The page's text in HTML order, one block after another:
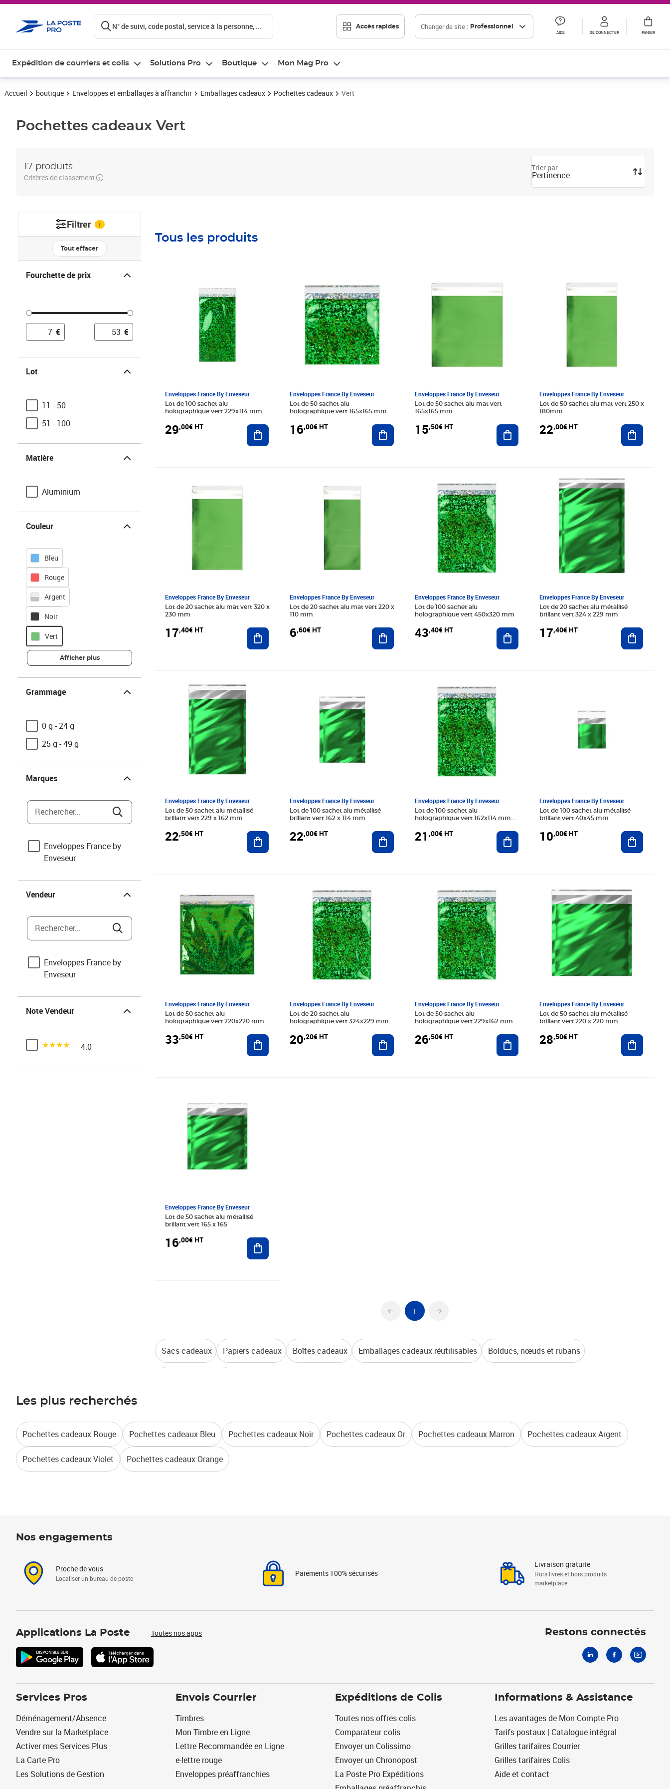
N° de suivi, code postal, service à la personne, ... Accès rapides Changer de site : Professionnel
AIDE SE CONNECTER PANIER
Expédition de courriers et colis Solutions Pro Boutique Mon Mag Pro
Accueil boutique Enveloppes et emballages à affranchir Emballages cadeaux Pochettes cadeaux Vert
Pochettes cadeaux Vert
17 produits
Critères de classement
Trier par
Pertinence
Filtrer 1
Tout effacer
Fourchette de prix
€ €
Lot
11 - 50
51 - 100
Matière
Aluminium
Couleur
Bleu
Rouge
Argent
Noir
Vert
Afficher plus
Grammage
0 g - 24 g
25 g - 49 g
Marques
Rechercher...
Enveloppes France by
Enveseur
Vendeur
Rechercher...
Enveloppes France by
Enveseur
Note Vendeur
Noté 4 sur 54.0
Tous les produits
Enveloppes France By Enveseur
Lot de 100 sachet alu
holographique vert 229x114 mm
29,00€ HT Ajouter au panier
Enveloppes France By Enveseur
Lot de 50 sachet alu
holographique vert 165x165 mm
16,00€ HT Ajouter au panier
Enveloppes France By Enveseur
Lot de 50 sachet alu mat vert
165x165 mm
15,50€ HT Ajouter au panier
Enveloppes France By Enveseur
Lot de 50 sachet alu mat vert 250 x
180mm
22,00€ HT Ajouter
Enveloppes France By Enveseur
Lot de 20 sachet alu mat vert 320 x
230 mm
17,40€ HT Ajouter au panier
Enveloppes France By Enveseur
Lot de 20 sachet alu mat vert 220 x
110 mm
6,60€ HT Ajouter au panier
Enveloppes France By Enveseur
Lot de 100 sachet alu
holographique vert 450x320 mm
43,40€ HT
Prix 43,40€ HT
Ajouter au panier
Enveloppes France By Enveseur
Lot de 20 sachet alu métallisé
brillant vert 324 x 229 mm
17,40€ HT
Prix 17,40€ HT
Ajouter
Enveloppes France By Enveseur
Lot de 50 sachet alu métallisé
brillant vert 229 x 162 mm
22,50€ HT
Prix 22,50€ HT
Ajouter au panier
Enveloppes France By Enveseur
Lot de 100 sachet alu métallisé
brillant vert 162 x 114 mm
22,00€ HT Ajouter au panier
Enveloppes France By Enveseur
Lot de 100 sachet alu
holographique vert 162x114 mm
21 ,00€ HT
Prix 21,00€ HT
Ajouter au panier
Enveloppes France By Enveseur
Lot de 100 sachet alu métallisé
brillant vert 40x45 mm
10,00€ HT Ajouter
Enveloppes France By Enveseur
Lot de 50 sachet alu
holographique vert 220x220 mm
33,50€ HT Ajouter au panier
Enveloppes France By Enveseur
Lot de 20 sachet alu
holographique vert 324x229 mm
20,20€ HT
Prix 20,20€ HT
Ajouter au panier
Enveloppes France By Enveseur
Lot de 50 sachet alu
holographique vert 229x162 mm
26,50€ HT
Prix 26,50€ HT
Ajouter au panier
Enveloppes France By Enveseur
Lot de 50 sachet alu métallisé
brillant vert 220 x 220 mm
28,50€ HT
Prix 28,50€ HT
Ajouter
Enveloppes France By Enveseur
Lot de 50 sachet alu métallisé
brillant vert 165 x 165
16,00€ HT Ajouter au panier
1
Sacs cadeaux Papiers cadeaux Boîtes cadeaux Emballages cadeaux réutilisables Bolducs, nœuds et rubans
Les plus recherchés
Pochettes cadeaux Rouge Pochettes cadeaux Bleu Pochettes cadeaux Noir Pochettes cadeaux Or Pochettes cadeaux Marron Pochettes cadeaux Argent
Pochettes cadeaux Violet Pochettes cadeaux Orange
Nos engagements
Proche de vous
Localiser un bureau de poste
Paiements 100% sécurisés
Livraison gratuite
Hors livres et hors produits
marketplace
Applications La Poste Toutes nos apps Restons connectés
Services Pros
Déménagement/Absence
Vendre sur la Marketplace
Activer mes Services Plus
La Carte Pro
Les Solutions de Gestion
Envois Courrier
Timbres
Mon Timbre en Ligne
Lettre Recommandée en Ligne
e-lettre rouge
Enveloppes préaffranchies
Expéditions de Colis
Toutes nos offres colis
Comparateur colis
Envoyer un Colissimo
Envoyer un Chronopost
La Poste Pro Expéditions
Informations & Assistance
Les avantages de Mon Compte Pro
Tarifs postaux | Catalogue intégral
Grilles tarifaires Courrier
Grilles tarifaires Colis
Aide et contact